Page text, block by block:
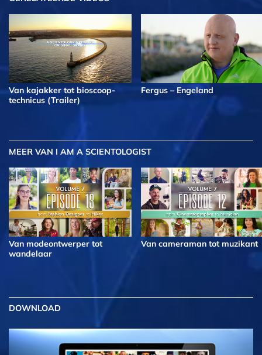
Van kajakker tot bioscoop­
technicus (Trailer)
Fergus – Engeland
MEER VAN I AM A SCIENTOLOGIST
Van modeontwerper tot
wandelaar
Van cameraman tot muzikant
DOWNLOAD